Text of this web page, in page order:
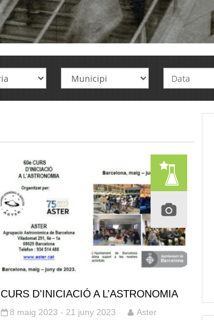
CURS D’INICIACIÓ A L’ASTRONOMIA
8 maig 2023 - 21 juny 2023 Aster